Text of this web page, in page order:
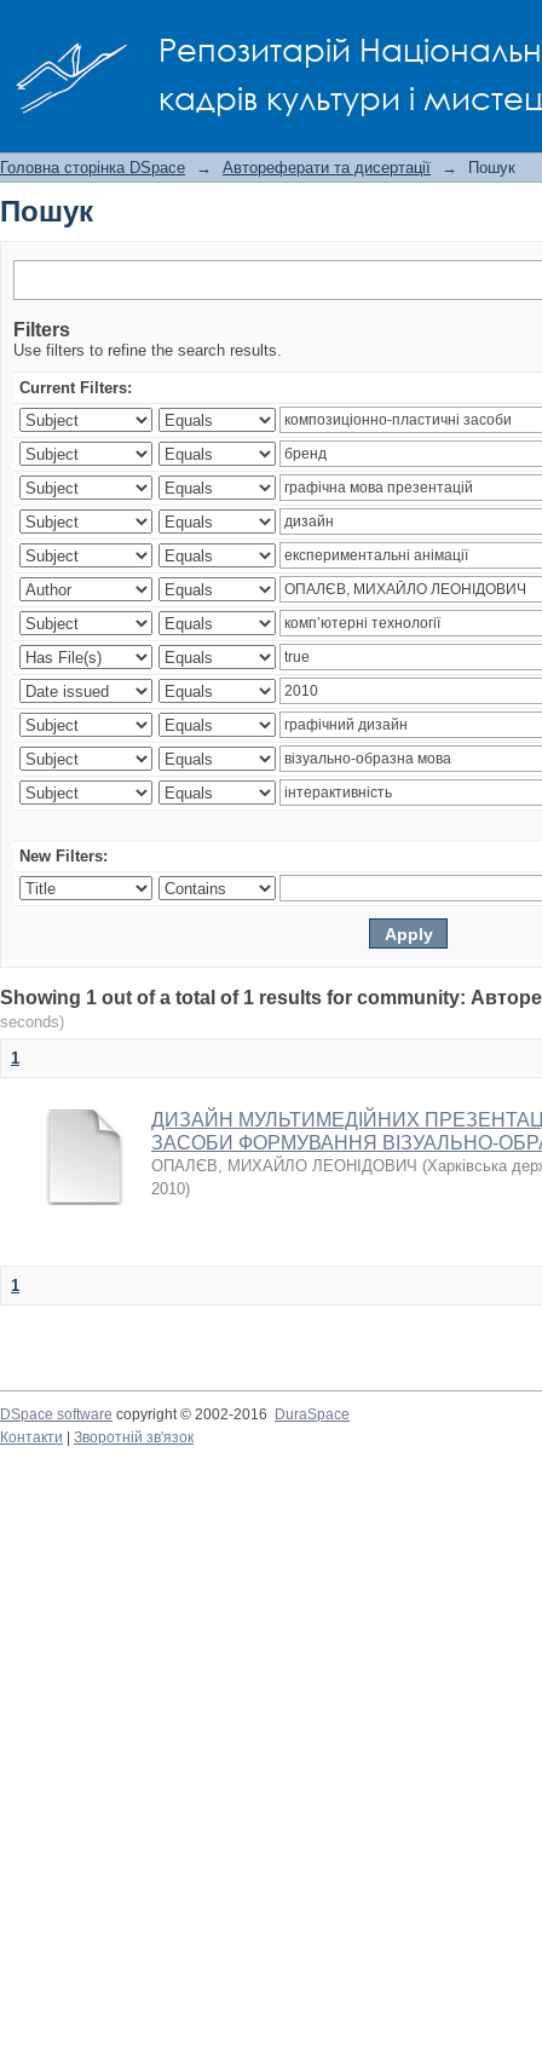
Репозитарій
кадрів культури і
Головна сторінка DSpace → Автореферати та дисертації → Пошук
Пошук
Filters
Use filters to refine the search results.
Current Filters:
New Filters:
Showing 1 out of a total of 1 results for community:
seconds)
1
ДИЗАЙН МУЛЬТИМЕДІЙНИХ
ЗАСОБИ ФОРМУВАННЯ ВІЗУАЛЬНО-
ОПАЛЄВ, МИХАЙЛО ЛЕОНІДОВИЧ (Харківська
2010)
1
DSpace software copyright © 2002-2016
DuraSpace
Контакти
Зворотній зв'язок